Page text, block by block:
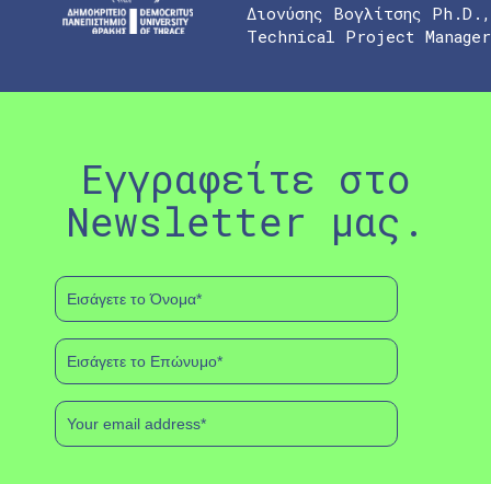
Διονύσης Βογλίτσης
Technical Project Manager
Εγγραφείτε στο
Newsletter μας.